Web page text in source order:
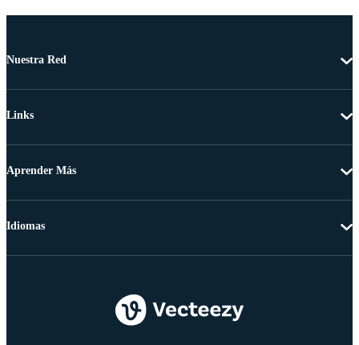
Nuestra Red
Links
Aprender Más
Idiomas